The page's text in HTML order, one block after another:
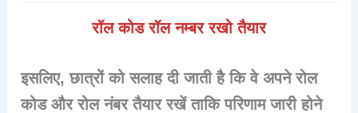
रॉल कोड रॉल नम्बर रखो तैयार
इसलिए, छात्रों को सलाह दी जाती है कि वे अपने रोल
कोड और रोल नंबर तैयार रखें ताकि परिणाम जारी होने